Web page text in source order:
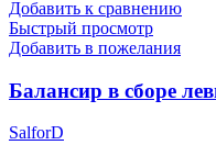
Добавить к сравнению
Быстрый просмотр
Добавить в пожелания
Балансир в сборе
SalforD